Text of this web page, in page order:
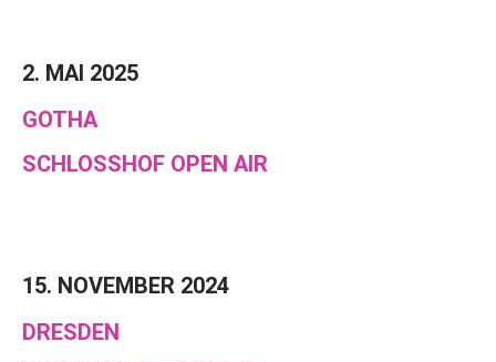
2. MAI 2025
GOTHA
SCHLOSSHOF OPEN AIR
15. NOVEMBER 2024
DRESDEN